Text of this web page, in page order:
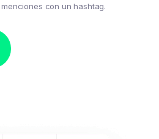
con un hashtag.